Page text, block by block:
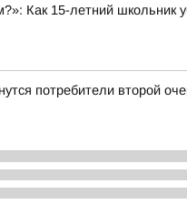
Как 15-летний школьник
потребители второй